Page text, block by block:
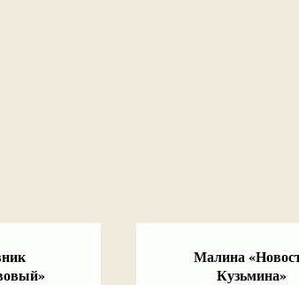
Малина
Кузьмина»